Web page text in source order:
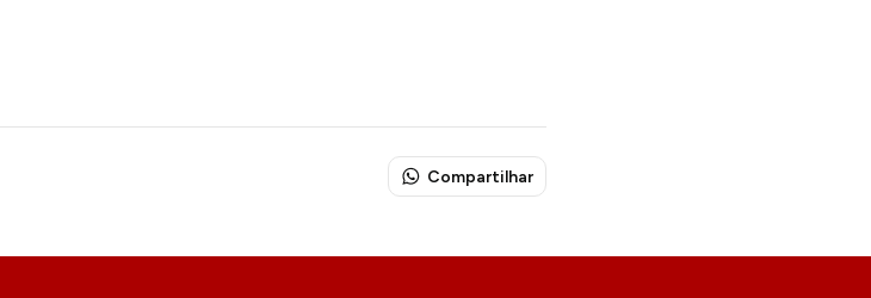
Compartilhar